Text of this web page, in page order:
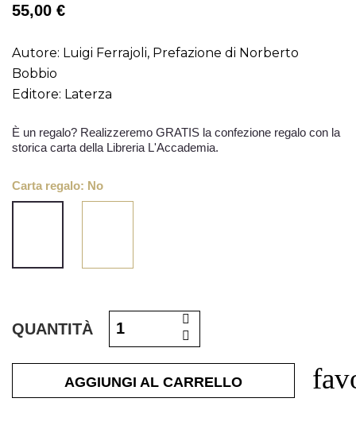
55,00 €
Autore: Luigi Ferrajoli, Prefazione di Norberto
Bobbio
Editore: Laterza
Carta regalo: No
QUANTITÀ
AGGIUNGI AL CARRELLO